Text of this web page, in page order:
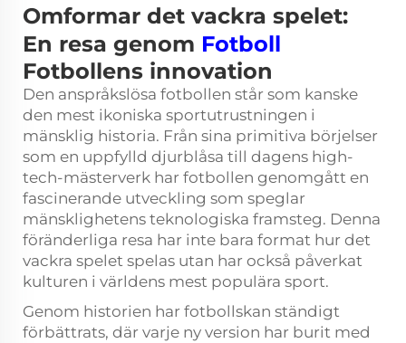
Omformar det vackra spelet:
En resa genom Fotboll
Fotbollens innovation
Den anspråkslösa fotbollen står som kanske
den mest ikoniska sportutrustningen i
mänsklig historia. Från sina primitiva börjelser
som en uppfylld djurblåsa till dagens high-
tech-mästerverk har fotbollen genomgått en
fascinerande utveckling som speglar
mänsklighetens teknologiska framsteg. Denna
föränderliga resa har inte bara format hur det
vackra spelet spelas utan har också påverkat
kulturen i världens mest populära sport.
Genom historien har fotbollskan ständigt
förbättrats, där varje ny version har burit med